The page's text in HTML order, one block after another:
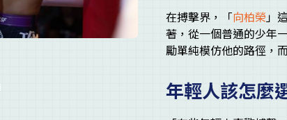
在搏擊界，「向柏榮」
著，從一個普通的少年
勵單純模仿他的路徑，
年輕人該怎麼